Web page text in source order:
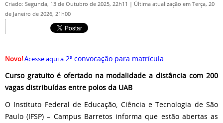
Criado: Segunda, 13 de Outubro de 2025, 22h11 | Última atualização em Terça, 20
de Janeiro de 2026, 21h00
Novo!Acesse aqui a 2ª convocação para matrícula
Curso gratuito é ofertado na modalidade a distância com 200
vagas distribuídas entre polos da UAB
O Instituto Federal de Educação, Ciência e Tecnologia de São
Paulo (IFSP) – Campus Barretos informa que estão abertas as